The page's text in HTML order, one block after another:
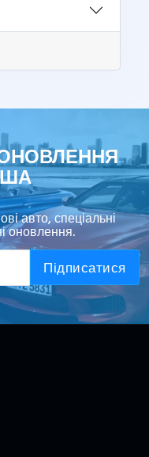
авто, спеціальні
оновлення.
Підписатися